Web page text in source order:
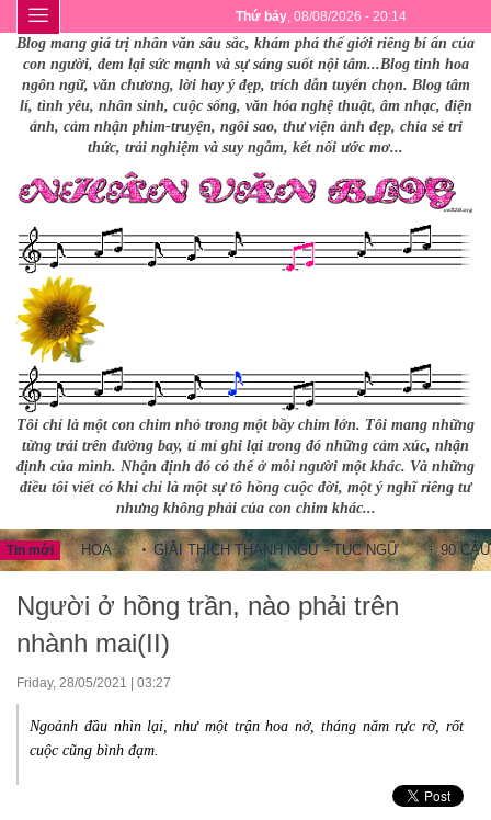
Thứ bảy, 08/08/2026 - 20:14
Blog mang giá trị nhân văn sâu sắc, khám phá thế giới riêng bí ẩn của
con người, đem lại sức mạnh và sự sáng suốt nội tâm...Blog tinh hoa
ngôn ngữ, văn chương, lời hay ý đẹp, trích dẫn tuyển chọn. Blog tâm
lí, tình yêu, nhân sinh, cuộc sống, văn hóa nghệ thuật, âm nhạc, điện
ảnh, cảm nhận phim-truyện, ngôi sao, thư viện ảnh đẹp, chia sẻ tri
thức, trải nghiệm và suy ngẫm, kết nối ước mơ...
Tôi chỉ là một con chim nhỏ trong một bầy chim lớn. Tôi mang những
từng trải trên đường bay, tỉ mỉ ghi lại trong đó những cảm xúc, nhận
định của mình. Nhận định đó có thể ở mỗi người một khác. Và những
điều tôi viết có khi chỉ là một sự tô hồng cuộc đời, một ý nghĩ riêng tư
nhưng không phải của con chim khác...
Tin mới
HOA GIẢI THÍCH THÀNH NGỮ - TỤC NGỮ 90 CÂU
Người ở hồng trần, nào phải trên
nhành mai(II)
Friday, 28/05/2021 | 03:27
Ngoảnh đầu nhìn lại, như một trận hoa nở, tháng năm rực rỡ, rốt
cuộc cũng bình đạm.